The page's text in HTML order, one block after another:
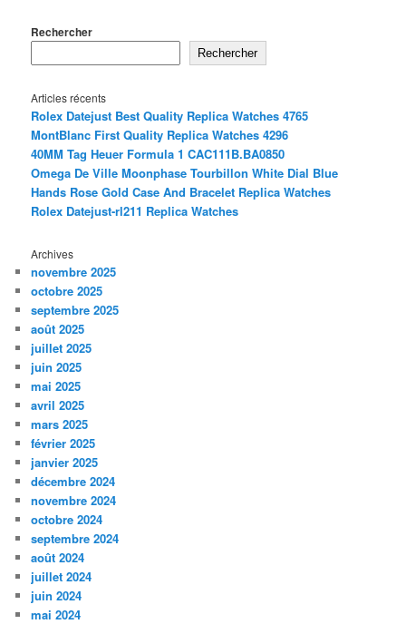
Rechercher
Rechercher
Articles récents
Rolex Datejust Best Quality Replica Watches 4765
MontBlanc First Quality Replica Watches 4296
40MM Tag Heuer Formula 1 CAC111B.BA0850
Omega De Ville Moonphase Tourbillon White Dial Blue
Hands Rose Gold Case And Bracelet Replica Watches
Rolex Datejust-rl211 Replica Watches
Archives
novembre 2025
octobre 2025
septembre 2025
août 2025
juillet 2025
juin 2025
mai 2025
avril 2025
mars 2025
février 2025
janvier 2025
décembre 2024
novembre 2024
octobre 2024
septembre 2024
août 2024
juillet 2024
juin 2024
mai 2024